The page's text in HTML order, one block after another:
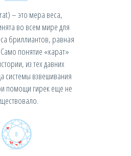
– это мера веса,
во всем мире для
бриллиантов, равная
понятие «карат»
из тех давних
системы взвешивания
помощи гирек еще не